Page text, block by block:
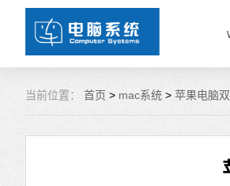
当前位置： 首页 > mac系统 > 苹果电脑